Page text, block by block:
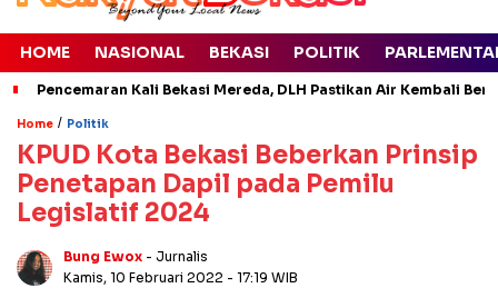
HOME NASIONAL BEKASI POLITIK
Pencemaran Kali Bekasi Mereda, DLH Pastikan Air Kembali
Home / Politik
KPUD Kota Bekasi Beberkan Prinsip
Penetapan Dapil pada Pemilu
Legislatif 2024
Bung Ewox - Jurnalis
Kamis, 10 Februari 2022 - 17:19 WIB